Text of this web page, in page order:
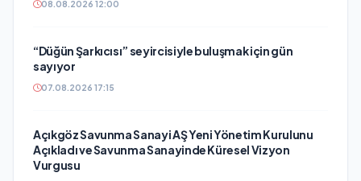
08.08.2026 12:00
“Düğün Şarkıcısı” seyircisiyle buluşmak için gün
sayıyor
07.08.2026 17:15
Açıkgöz Savunma Sanayi AŞ Yeni Yönetim Kurulunu
Açıkladı ve Savunma Sanayinde Küresel Vizyon
Vurgusu